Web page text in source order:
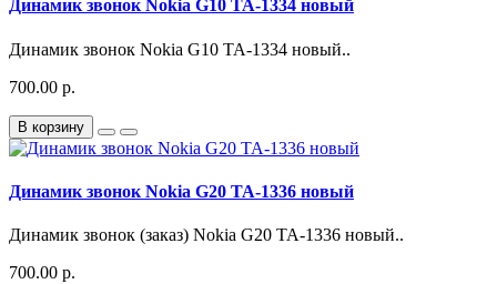
Динамик звонок Nokia G10 TA-1334 новый
Динамик звонок Nokia G10 TA-1334 новый..
700.00 р.
В корзину
Динамик звонок Nokia G20 TA-1336 новый
Динамик звонок (заказ) Nokia G20 TA-1336 новый..
700.00 р.